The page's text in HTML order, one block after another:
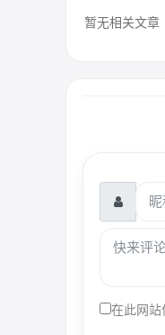
暂无相关文章
在此网站